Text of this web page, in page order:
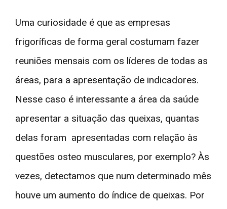
Uma curiosidade é que as empresas
frigoríficas de forma geral costumam fazer
reuniões mensais com os líderes de todas as
áreas, para a apresentação de indicadores.
Nesse caso é interessante a área da saúde
apresentar a situação das queixas, quantas
delas foram apresentadas com relação às
questões osteo musculares, por exemplo? Às
vezes, detectamos que num determinado mês
houve um aumento do índice de queixas. Por